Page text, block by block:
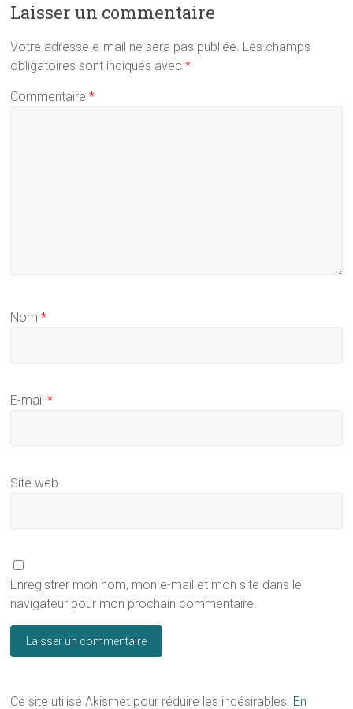
Laisser un commentaire
Votre adresse e-mail ne sera pas publiée. Les champs
obligatoires sont indiqués avec*
Commentaire*
Nom*
E-mail*
Site web
Enregistrer mon nom, mon e-mail et mon site dans le
navigateur pour mon prochain commentaire.
Ce site utilise Akismet pour réduire les indésirables. En